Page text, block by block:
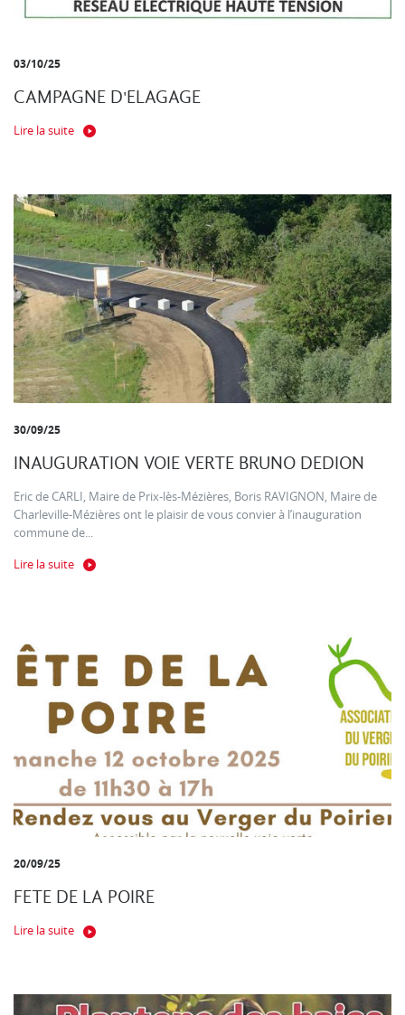
03/10/25
CAMPAGNE D'ELAGAGE
Lire la suite
30/09/25
INAUGURATION VOIE VERTE BRUNO DEDION
Eric de CARLI, Maire de Prix-lès-Mézières, Boris RAVIGNON, Maire de
Charleville-Mézières ont le plaisir de vous convier à l’inauguration
commune de...
Lire la suite
20/09/25
FETE DE LA POIRE
Lire la suite